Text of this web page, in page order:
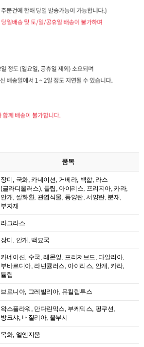
품목
장미, 국화, 카네이션, 거베라, 백합, 라스
(글라디올러스), 튤립, 아이리스, 프리지아, 카라,
안개, 쌀화환, 관엽식물, 동양란, 서양란, 분재,
부자재
라그라스
장미, 안개, 백묘국
카네이션, 수국, 레몬잎, 프리저브드, 다알리아,
부바르디아, 라넌큘러스, 아이리스, 안개, 카라,
튤립
브로니아, 그레빌리아, 유킬립투스
왁스플라워, 만다린믹스, 부케믹스, 핑쿠션,
방크샤, 버질리아, 울부시
목화, 엘엔지움